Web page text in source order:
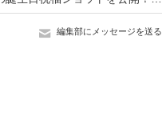
編集部にメッセージを送る